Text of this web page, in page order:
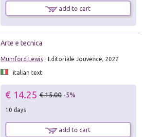
add to cart
Arte e tecnica
Mumford Lewis- Editoriale Jouvence, 2022
italian text
€ 14.25 € 15.00 -5%
10 days
add to cart